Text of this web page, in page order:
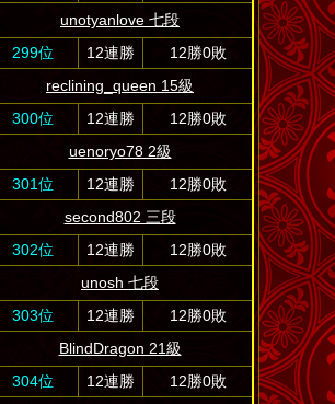
unotyanlove 七段
299位
12連勝
12勝0敗
reclining_queen 15級
300位
12連勝
12勝0敗
uenoryo78 2級
301位
12連勝
12勝0敗
second802 三段
302位
12連勝
12勝0敗
unosh 七段
303位
12連勝
12勝0敗
BlindDragon 21級
304位
12連勝
12勝0敗